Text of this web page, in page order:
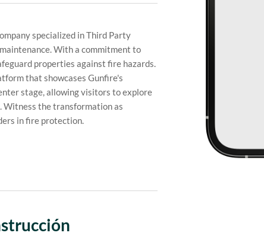
specialized in Third Party
With a commitment to
properties against fire hazards.
that showcases Gunfire's
stage, allowing visitors to explore
Witness the transformation as
in fire protection.